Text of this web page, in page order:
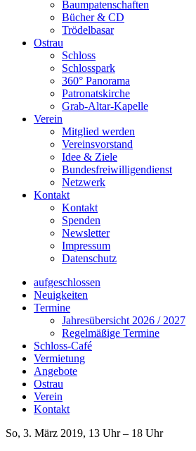
Baumpatenschaften
Bücher & CD
Trödelbasar
Ostrau
Schloss
Schlosspark
360° Panorama
Patronatskirche
Grab-Altar-Kapelle
Verein
Mitglied werden
Vereinsvorstand
Idee & Ziele
Bundesfreiwilligendienst
Netzwerk
Kontakt
Kontakt
Spenden
Newsletter
Impressum
Datenschutz
aufgeschlossen
Neuigkeiten
Termine
Jahresübersicht 2026 / 2027
Regelmäßige Termine
Schloss-Café
Vermietung
Angebote
Ostrau
Verein
Kontakt
So, 3. März 2019, 13 Uhr – 18 Uhr